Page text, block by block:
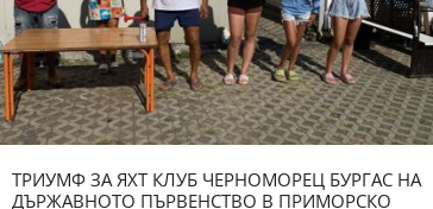
ТРИУМФ ЗА ЯХТ КЛУБ ЧЕРНОМОРЕЦ БУРГАС НА
ДЪРЖАВНОТО ПЪРВЕНСТВО В ПРИМОРСКО